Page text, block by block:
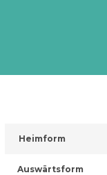
Heimform
Auswärtsform